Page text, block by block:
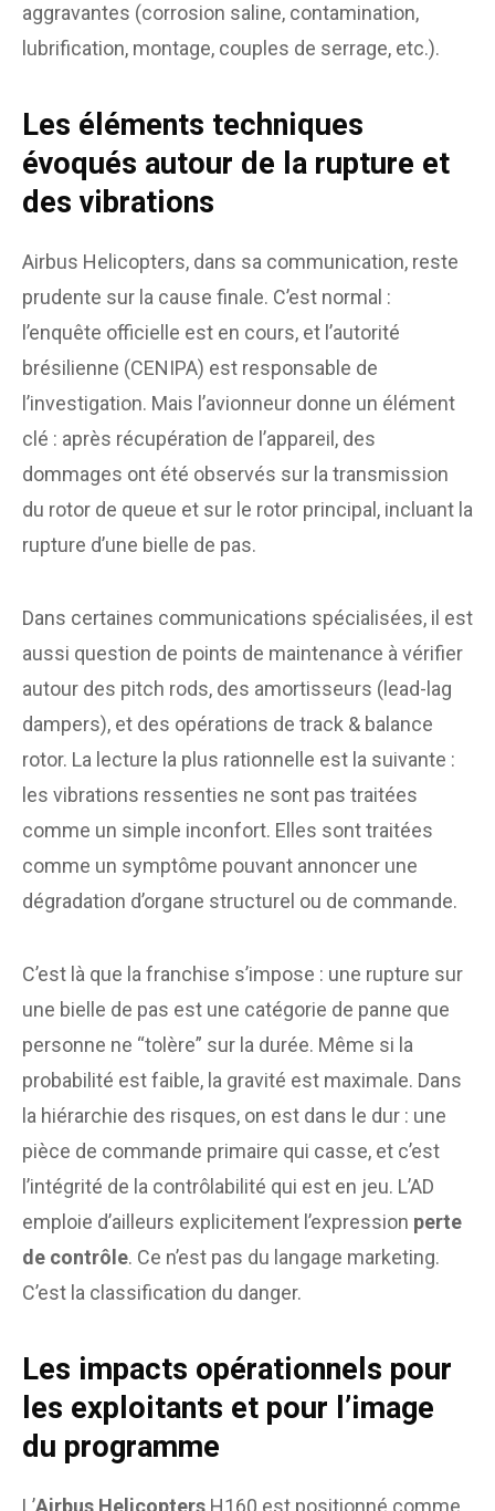
aggravantes (corrosion saline, contamination,
lubrification, montage, couples de serrage, etc.).
Les éléments techniques
évoqués autour de la rupture et
des vibrations
Airbus Helicopters, dans sa communication, reste
prudente sur la cause finale. C’est normal :
l’enquête officielle est en cours, et l’autorité
brésilienne (CENIPA) est responsable de
l’investigation. Mais l’avionneur donne un élément
clé : après récupération de l’appareil, des
dommages ont été observés sur la transmission
du rotor de queue et sur le rotor principal, incluant la
rupture d’une bielle de pas.
Dans certaines communications spécialisées, il est
aussi question de points de maintenance à vérifier
autour des pitch rods, des amortisseurs (lead-lag
dampers), et des opérations de track & balance
rotor. La lecture la plus rationnelle est la suivante :
les vibrations ressenties ne sont pas traitées
comme un simple inconfort. Elles sont traitées
comme un symptôme pouvant annoncer une
dégradation d’organe structurel ou de commande.
C’est là que la franchise s’impose : une rupture sur
une bielle de pas est une catégorie de panne que
personne ne “tolère” sur la durée. Même si la
probabilité est faible, la gravité est maximale. Dans
la hiérarchie des risques, on est dans le dur : une
pièce de commande primaire qui casse, et c’est
l’intégrité de la contrôlabilité qui est en jeu. L’AD
emploie d’ailleurs explicitement l’expression perte
de contrôle. Ce n’est pas du langage marketing.
C’est la classification du danger.
Les impacts opérationnels pour
les exploitants et pour l’image
du programme
L’Airbus Helicopters H160 est positionné comme